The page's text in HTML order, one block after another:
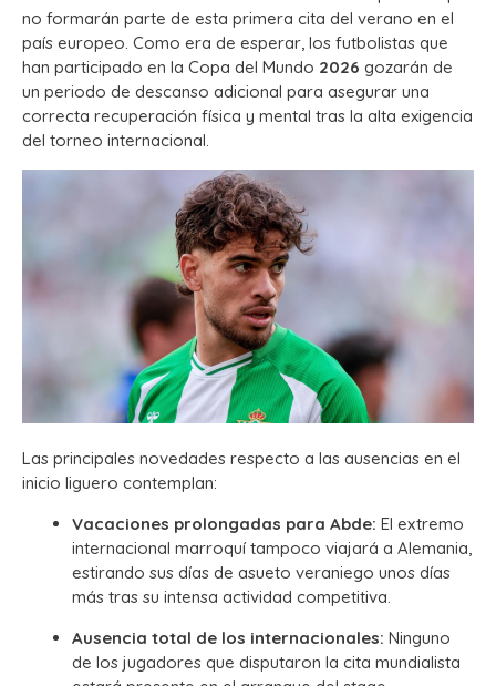
no formarán parte de esta primera cita del verano en el
país europeo. Como era de esperar, los futbolistas que
han participado en la Copa del Mundo 2026 gozarán de
un periodo de descanso adicional para asegurar una
correcta recuperación física y mental tras la alta exigencia
del torneo internacional.
Las principales novedades respecto a las ausencias en el
inicio liguero contemplan:
Vacaciones prolongadas para Abde: El extremo
internacional marroquí tampoco viajará a Alemania,
estirando sus días de asueto veraniego unos días
más tras su intensa actividad competitiva.
Ausencia total de los internacionales: Ninguno
de los jugadores que disputaron la cita mundialista